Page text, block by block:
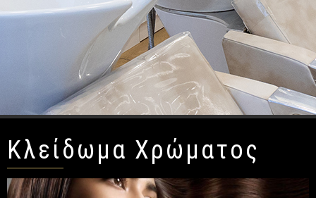
Κλείδωμα Χρώματος